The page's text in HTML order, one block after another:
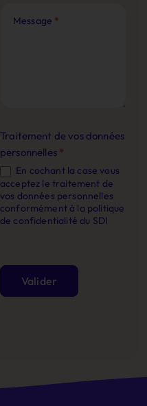
Message *
Traitement de vos données
personnelles *
En cochant la case vous
acceptez le traitement de
vos données personnelles
conformément à la politique
de confidentialité du SDI
Valider